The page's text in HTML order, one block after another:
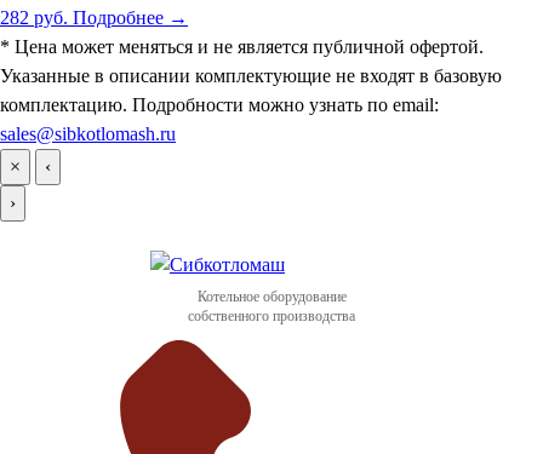
282 руб. Подробнее →
* Цена может меняться и не является публичной офертой.
Указанные в описании комплектующие не входят в базовую
комплектацию. Подробности можно узнать по email:
sales@sibkotlomash.ru
×
‹
›
Котельное оборудование
собственного производства